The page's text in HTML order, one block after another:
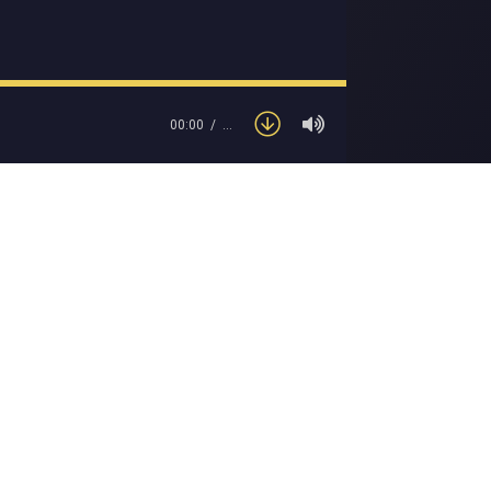
00:00 …